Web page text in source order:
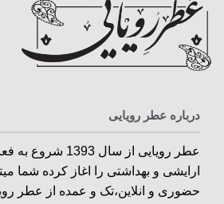
درباره عطر رویایی
عطر رویایی از سال
ارایشی و بهداشتی را اغاز کرده شما
حضوری و انلاین،تک و عمده از عطر